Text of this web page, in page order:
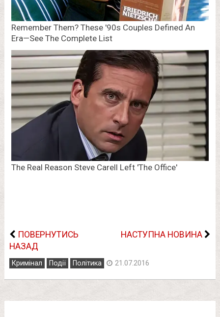
ПОВЕРНУТИСЬ
НАЗАД
НАСТУПНА НОВИНА
Кримінал Події Політика 21.07.2016